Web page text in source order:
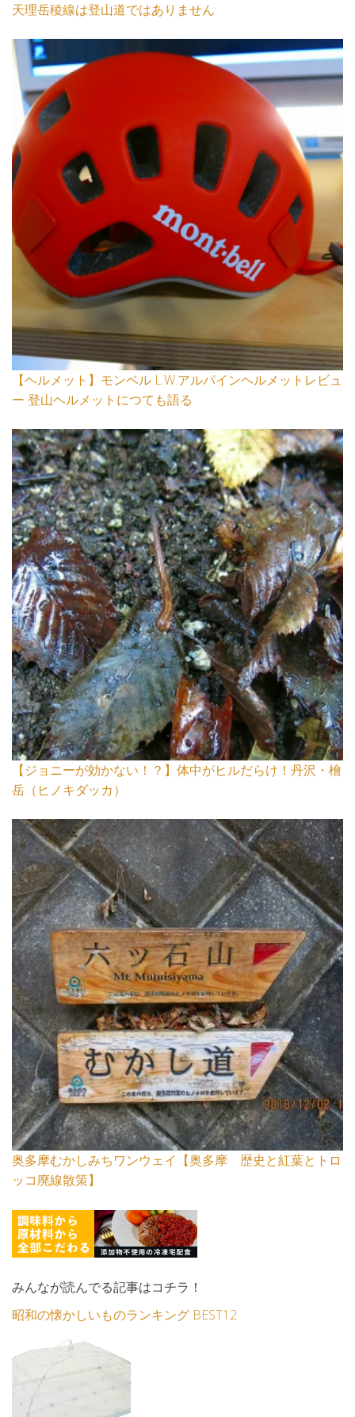
天理岳稜線は登山道ではありません
【ヘルメット】モンベル L.W.アルパインヘルメットレビュ
ー 登山ヘルメットにつても語る
【ジョニーが効かない！？】体中がヒルだらけ！丹沢・檜
岳（ヒノキダッカ）
奥多摩むかしみちワンウェイ【奥多摩 歴史と紅葉とトロ
ッコ廃線散策】
みんなが読んでる記事はコチラ！
昭和の懐かしいものランキング BEST12